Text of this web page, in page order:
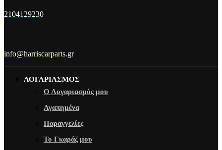
2104129230
info@harriscarparts.gr
ΛΟΓΑΡΙΑΣΜΟΣ
Ο Λογαριασμός μου
Αγαπημένα
Παραγγελίες
Το Γκαράζ μου